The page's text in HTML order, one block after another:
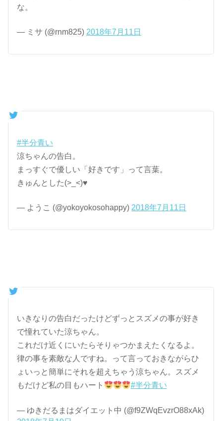
な。
— ミサ (@rnm825) 2018年7月11日
#半分青い
涼ちゃんの告白。
まっすぐで優しい「好きです」って言葉。
きゅんとした(>_<)♥️
— ようこ (@yokoyokosohappy) 2018年7月11日
いきなりの告白だったけどずっとスズメの事が好き
で憧れていた涼ちゃん。
これだけ近くにいたらそりゃつかまえたくなるよ。
律の事を素敵な人ですね。って言っておきながらひ
ょいっと簡単にそれを超えちゃう涼ちゃん。スズメ
もだけど私の目もハート
#半分青い
— ゆきだるまはダイエット中 (@f9ZWqEvzrO88xAk)